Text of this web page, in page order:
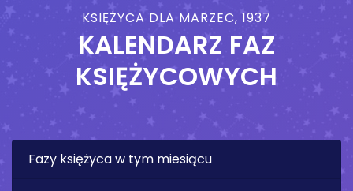
KSIĘŻYCA DLA MARZEC, 1937
KALENDARZ FAZ
KSIĘŻYCOWYCH
Fazy księżyca w tym miesiącu